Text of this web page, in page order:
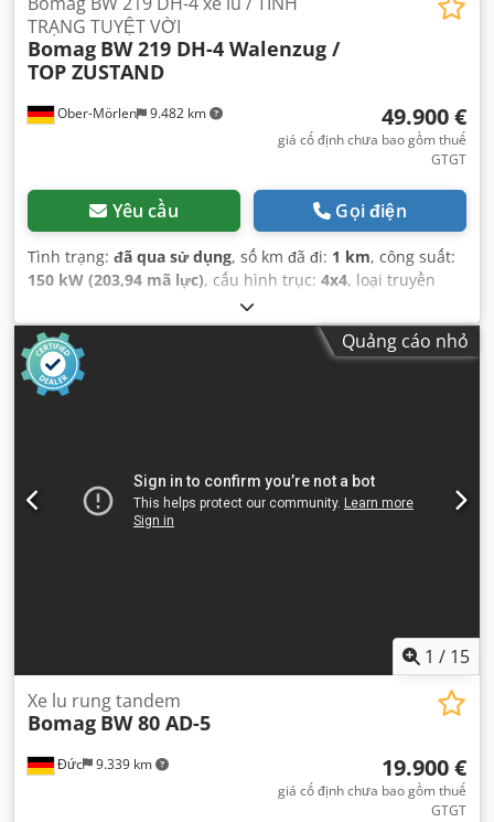
Ober-Mörlen 9.482 km
TRẠNG TUYỆT VỜI
Bomag BW 219 DH-4 Walenzug /
TOP ZUSTAND
49.900 €
giá cố định chưa bao gồm thuế
GTGT
Yêu cầu Gọi điện
Tình trạng: đã qua sử dụng, số km đã đi: 1 km, công suất:
150 kW (203,94 mã lực), cấu hình trục: 4x4, loại truyền
, Năm sản xuất:
Quảng cáo nhỏ
1 / 15
Đức 9.339 km
Xe lu rung tandem
Bomag BW 80 AD-5
19.900 €
giá cố định chưa bao gồm thuế
GTGT